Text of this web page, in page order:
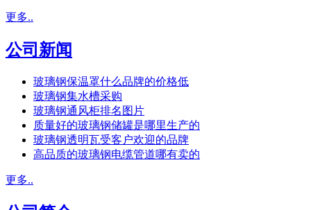
更多..
公司新闻
玻璃钢保温罩什么品牌的价格低
玻璃钢集水槽采购
玻璃钢通风柜排名图片
质量好的玻璃钢储罐是哪里生产的
玻璃钢透明瓦受客户欢迎的品牌
高品质的玻璃钢电缆管道哪有卖的
更多..